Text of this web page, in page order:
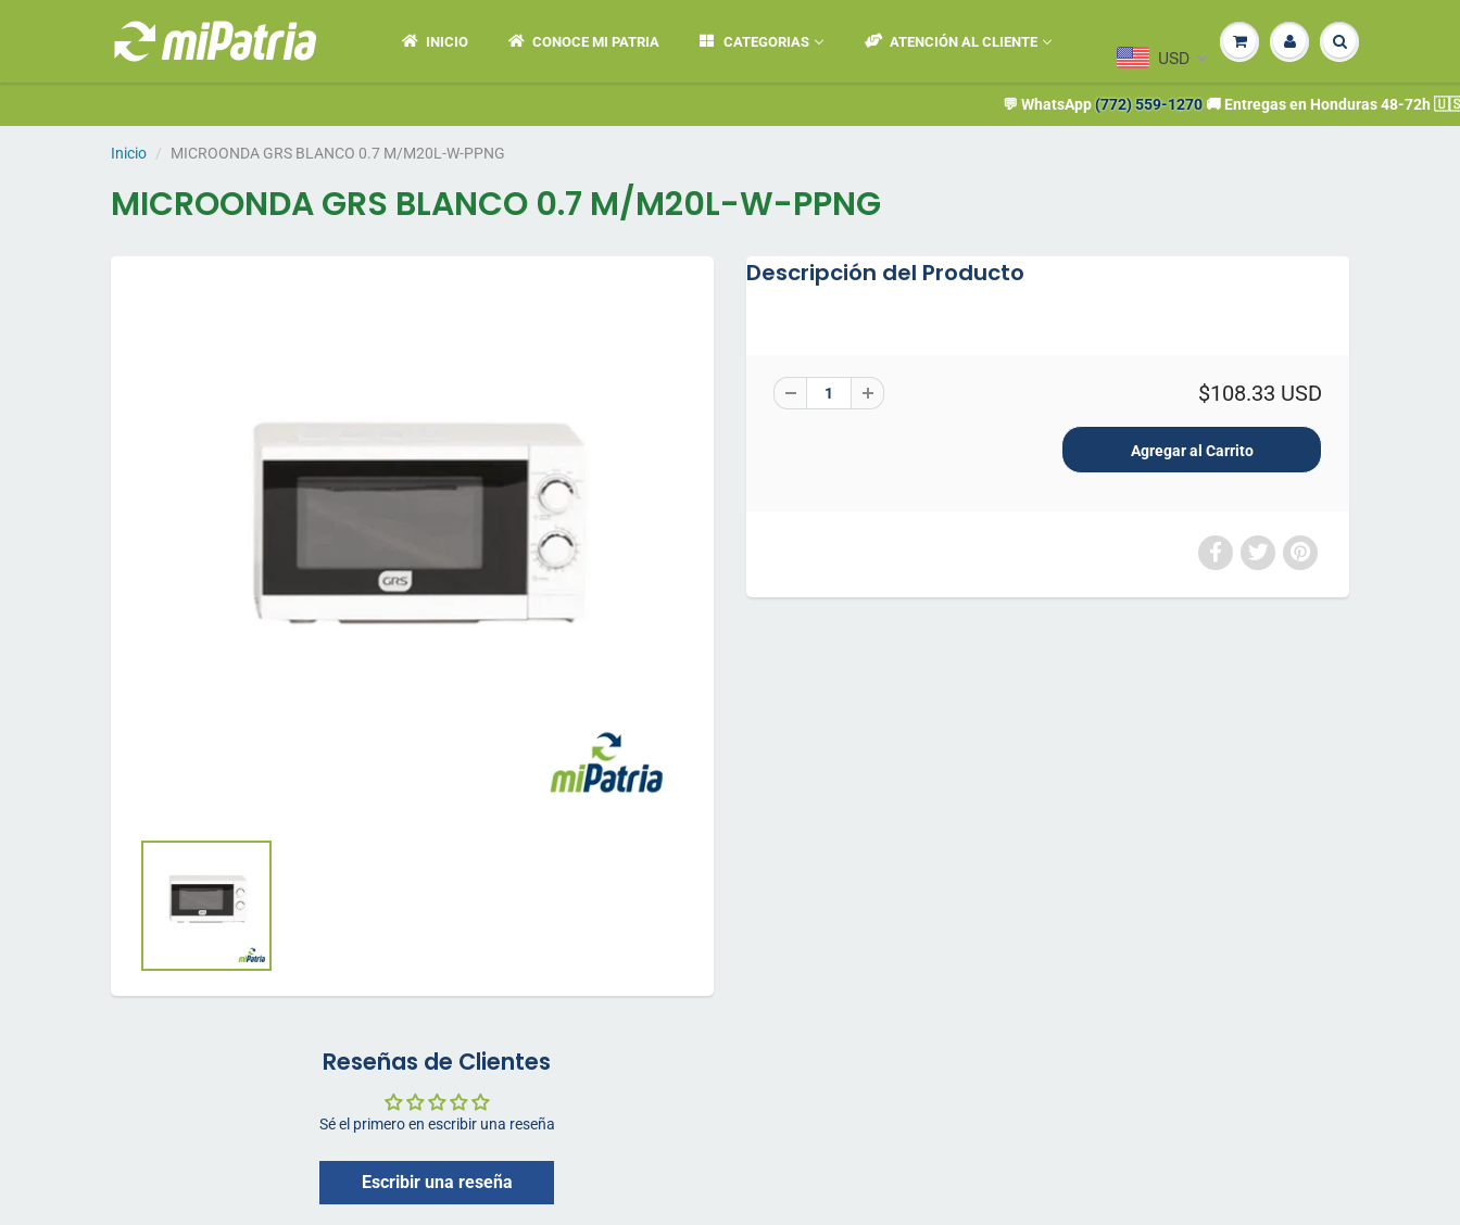
INICIO CONOCE MI PATRIA CATEGORIAS ATENCIÓN AL CLIENTE
USD
💬 WhatsApp(772) 559-1270🚚 Entregas en Honduras 48-72h 🇺🇸
Inicio MICROONDA GRS BLANCO 0.7 M/M20L-W-PPNG
MICROONDA GRS BLANCO 0.7 M/M20L-W-PPNG
Descripción del Producto
$108.33 USD
Reseñas de Clientes
Sé el primero en escribir una reseña
Escribir una reseña